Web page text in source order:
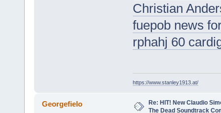
Christian
fuepob news
rphahj 60
https://www.stanley1913.at/
Georgefielo
Re: HIT! New Claudio
The Dead Soundtrack